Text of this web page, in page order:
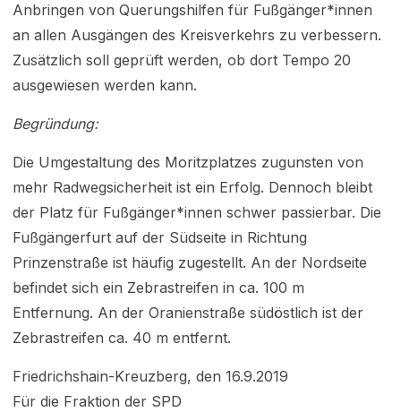
Anbringen von Querungshilfen für Fußgänger*innen
an allen Ausgängen des Kreisverkehrs zu verbessern.
Zusätzlich soll geprüft werden, ob dort Tempo 20
ausgewiesen werden kann.
Begründung:
Die Umgestaltung des Moritzplatzes zugunsten von
mehr Radwegsicherheit ist ein Erfolg. Dennoch bleibt
der Platz für Fußgänger*innen schwer passierbar. Die
Fußgängerfurt auf der Südseite in Richtung
Prinzenstraße ist häufig zugestellt. An der Nordseite
befindet sich ein Zebrastreifen in ca. 100 m
Entfernung. An der Oranienstraße südöstlich ist der
Zebrastreifen ca. 40 m entfernt.
Friedrichshain-Kreuzberg, den 16.9.2019
Für die Fraktion der SPD